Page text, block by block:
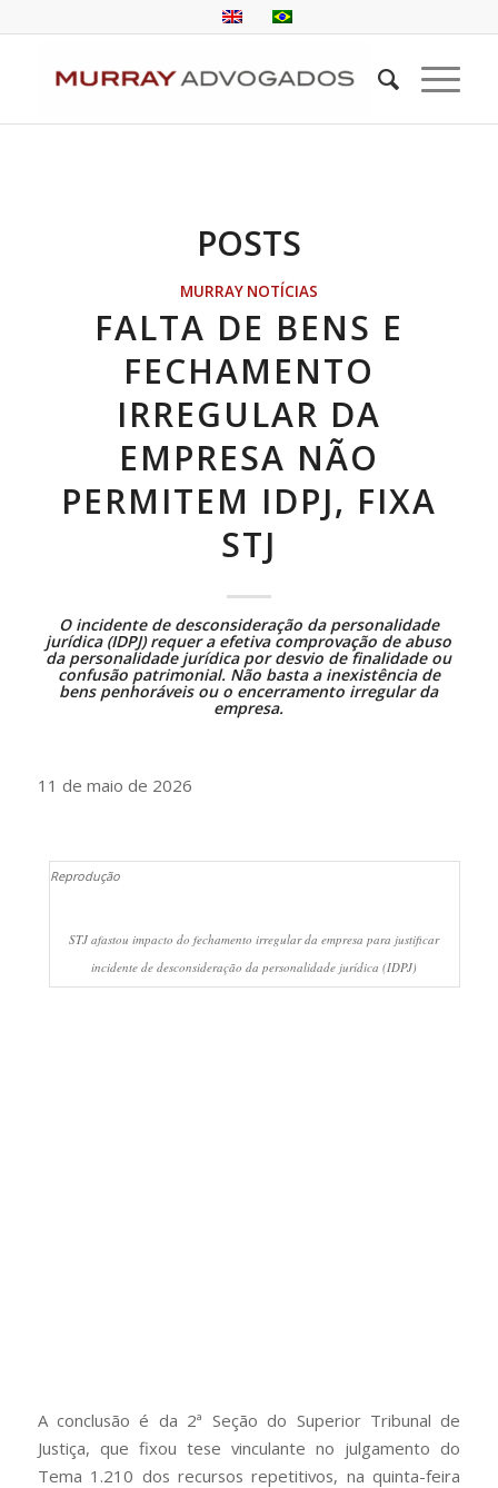
POSTS
MURRAY NOTÍCIAS
FALTA DE BENS E
FECHAMENTO
IRREGULAR DA
EMPRESA NÃO
PERMITEM IDPJ, FIXA
STJ
O incidente de desconsideração da personalidade
jurídica (IDPJ) requer a efetiva comprovação de abuso
da personalidade jurídica por desvio de finalidade ou
confusão patrimonial. Não basta a inexistência de
bens penhoráveis ou o encerramento irregular da
empresa.
11 de maio de 2026
Reprodução
STJ afastou impacto do fechamento irregular da empresa para justificar
incidente de desconsideração da personalidade jurídica (IDPJ)
A conclusão é da 2ª Seção do Superior Tribunal de
Justiça, que fixou tese vinculante no julgamento do
Tema 1.210 dos recursos repetitivos, na quinta-feira